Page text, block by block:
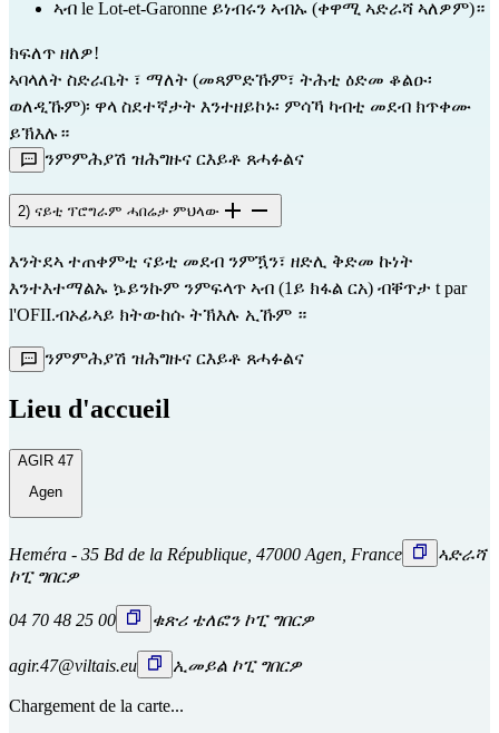
ኣብ le Lot-et-Garonne ይነብሩን ኣብኡ (ቀዋሚ ኣድራሻ ኣለዎም)።
ክፍለጥ ዘለዎ!
ኣባላለት ስድራቤት ፣ ማለት (መጻምድኹም፣ ትሕቲ ዕድመ ቆልዑ፡
ወለዲኹም)፡ ዋላ ስደተኛታት እንተዘይኮኑ፡ ምሳኻ ካብቲ መደብ ክጥቀሙ
ይኽእሉ።
ንምምሕያሽ ዝሕግዙና ርእይቶ ጸሓፉልና
2) ናይቲ ፕሮግራም ሓበሬታ ምህላው
እንትደኣ ተጠቀምቲ ናይቲ መደብ ንምዃን፣ ዘድሊ ቅድመ ኩነት
እንተእተማልኡ ኴይንኩም ንምፍላጥ ኣብ (1ይ ክፋል ርአ) ብቐጥታ t par
l'OFII.ብኦፊኣይ ክትውከሱ ትኽእሉ ኢኹም ።
ንምምሕያሽ ዝሕግዙና ርእይቶ ጸሓፉልና
Lieu d'accueil
AGIR 47
Agen
Heméra - 35 Bd de la République, 47000 Agen, France
ኣድራሻ
ኮፒ ግበርዎ
04 70 48 25 00 ቁጽሪ ቴለፎን ኮፒ ግበርዎ
agir.47@viltais.eu ኢመይል ኮፒ ግበርዎ
Chargement de la carte...